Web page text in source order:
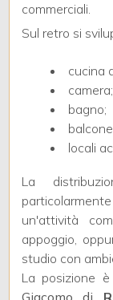
commerciali.
Sul retro si
cucina
camera;
bagno;
locali
La
un'attività
appoggio,
studio con
La posizione
2
5+
Bagni
minimi